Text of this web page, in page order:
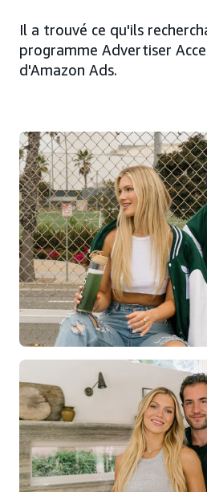
Il a trouvé ce qu'ils
programme Advertiser
d'Amazon Ads.